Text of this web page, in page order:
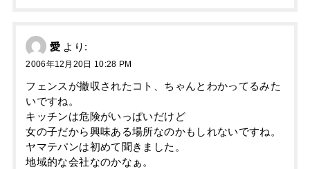
愛 より:
2006年12月20日 10:28 PM
フェンスが撤収されたコト、ちゃんとわかってるみた
いですね。
キッチンは危険がいっぱいだけど
女の子だから興味ある場所なのかもしれないですね。
ヤマテパンは初めて聞きました。
地域的な会社なのかなぁ。